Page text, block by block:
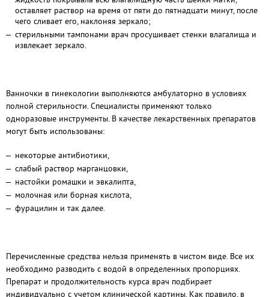
оставляет раствор на время от пяти до пятнадцати минут, после
чего сливает его, наклоняя зеркало;
стерильными тампонами врач просушивает стенки влагалища и
извлекает зеркало.
Ванночки в гинекологии выполняются амбулаторно в условиях
полной стерильности. Специалисты применяют только
одноразовые инструменты. В качестве лекарственных препаратов
могут быть использованы:
некоторые антибиотики,
слабый раствор марганцовки,
настойки ромашки и эвкалипта,
молочная или борная кислота,
фурацилин и так далее.
Перечисленные средства нельзя применять в чистом виде. Все их
необходимо разводить с водой в определенных пропорциях.
Препарат и продолжительность курса врач подбирает
индивидуально с учетом клинической картины. Как правило, в